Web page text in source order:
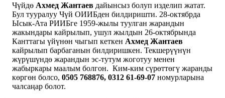
Чүйдө Ахмед Жантаев дайынсыз болуп изделип жатат.
Бул тууралуу Чүй ОИИБден билдиришти. 28-октябрда
Ысык-Ата РИИБге 1959-жылы туулган жарандын
жакындары кайрылып, ушул жылдын 26-октябрында
Канттагы үйүнөн чыгып кеткен Ахмед Жантаев
кайрылып барбаганын билдиришкен. Текшерүүнүн
жүрүшүндө жарандын эс-тутум жоготуу менен
жабыркары маалым болгон. Ким-ким сүрөттөгү жаранды
көргөн болсо, 0505 768876, 0312 61-69-07 номурларына
чалсаңар болот.